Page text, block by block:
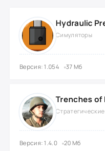
Симуляторы
Версия: 1.054 37 Мб
Стратегические
Версия: 1.4.0 20 Мб